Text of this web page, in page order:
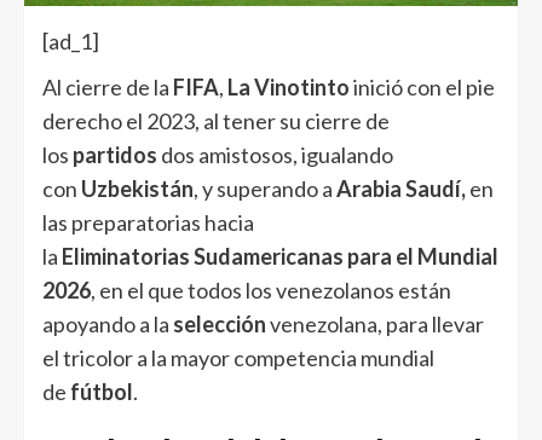
[ad_1]
Al cierre de la FIFA, La Vinotintoinició con el pie
derecho el 2023, al tener su cierre de
los partidos dos amistosos, igualando
con Uzbekistán, y superando aArabia Saudí,en
las preparatorias hacia
la Eliminatorias Sudamericanas para el Mundial
2026, en el que todos los venezolanos están
apoyando a la selecciónvenezolana, para llevar
el tricolor a la mayor competencia mundial
de fútbol.